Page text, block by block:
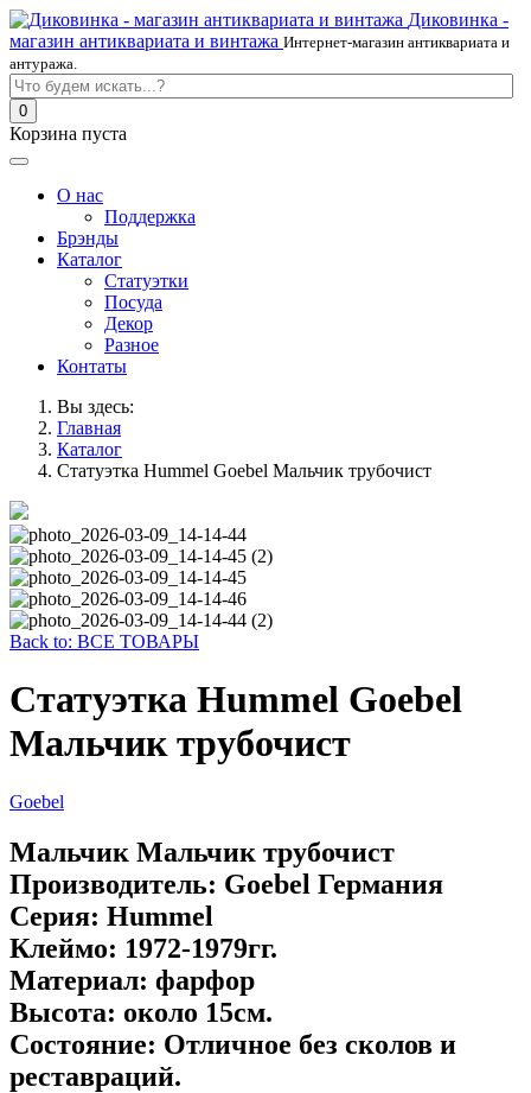
Диковинка -
магазин антиквариата и винтажа Интернет-магазин антиквариата и
антуража.
0
Корзина пуста
О нас
Поддержка
Брэнды
Каталог
Статуэтки
Посуда
Декор
Разное
Контаты
Вы здесь:
Главная
Каталог
Статуэтка Hummel Goebel Мальчик трубочист
Back to: ВСЕ ТОВАРЫ
Статуэтка Hummel Goebel
Мальчик трубочист
Goebel
Мальчик Мальчик трубочист
Производитель: Goebel Германия
Серия: Hummel
Клеймо: 1972-1979гг.
Материал: фарфор
Высота: около 15см.
Состояние: Отличное без сколов и
реставраций.